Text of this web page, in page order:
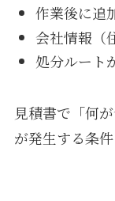
作業後に追
会社情報（
処分ルート
見積書で「何
が発生する条